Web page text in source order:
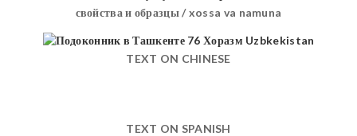
свойства и образцы / xossa va namuna
TEXT ON CHINESE
TEXT ON SPANISH